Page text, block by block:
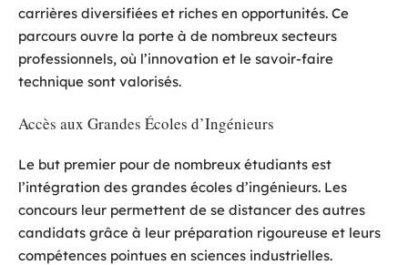
carrières diversifiées et riches en opportunités. Ce
parcours ouvre la porte à de nombreux secteurs
professionnels, où l’innovation et le savoir-faire
technique sont valorisés.
Accès aux Grandes Écoles d’Ingénieurs
Le but premier pour de nombreux étudiants est
l’intégration des grandes écoles d’ingénieurs. Les
concours leur permettent de se distancer des autres
candidats grâce à leur préparation rigoureuse et leurs
compétences pointues en sciences industrielles.